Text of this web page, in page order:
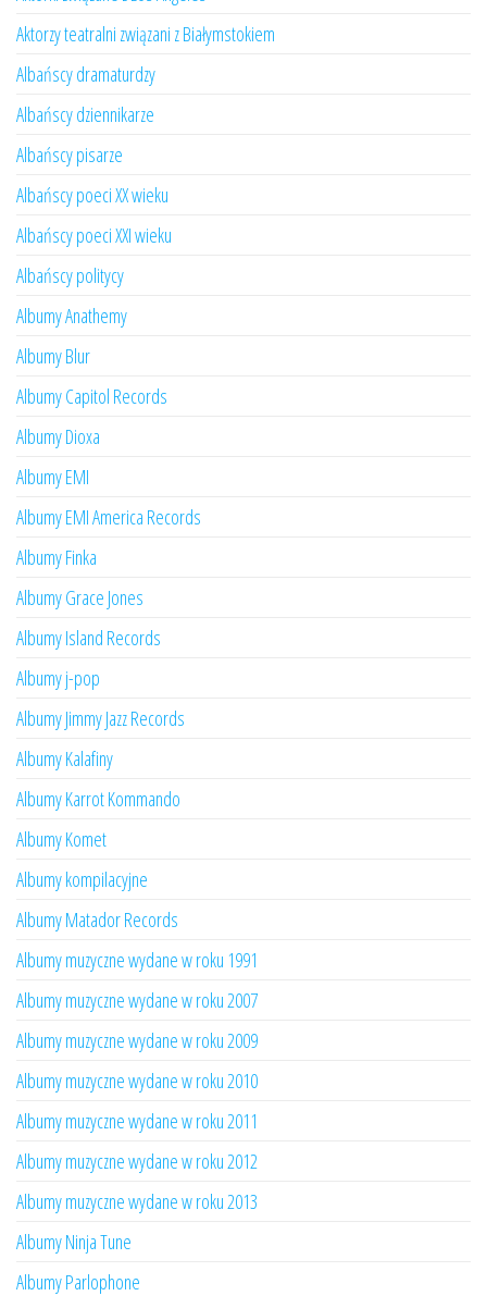
Aktorzy teatralni związani z Białymstokiem
Albańscy dramaturdzy
Albańscy dziennikarze
Albańscy pisarze
Albańscy poeci XX wieku
Albańscy poeci XXI wieku
Albańscy politycy
Albumy Anathemy
Albumy Blur
Albumy Capitol Records
Albumy Dioxa
Albumy EMI
Albumy EMI America Records
Albumy Finka
Albumy Grace Jones
Albumy Island Records
Albumy j-pop
Albumy Jimmy Jazz Records
Albumy Kalafiny
Albumy Karrot Kommando
Albumy Komet
Albumy kompilacyjne
Albumy Matador Records
Albumy muzyczne wydane w roku 1991
Albumy muzyczne wydane w roku 2007
Albumy muzyczne wydane w roku 2009
Albumy muzyczne wydane w roku 2010
Albumy muzyczne wydane w roku 2011
Albumy muzyczne wydane w roku 2012
Albumy muzyczne wydane w roku 2013
Albumy Ninja Tune
Albumy Parlophone